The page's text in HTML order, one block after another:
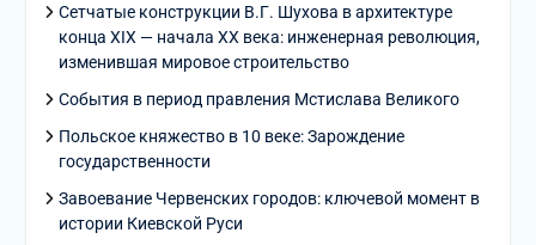
Сетчатые конструкции В.Г. Шухова в архитектуре
конца XIX — начала XX века: инженерная революция,
изменившая мировое строительство
События в период правления Мстислава Великого
Польское княжество в 10 веке: Зарождение
государственности
Завоевание Червенских городов: ключевой момент в
истории Киевской Руси